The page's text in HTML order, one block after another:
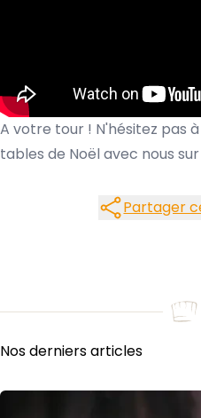
A votre tour ! N'hésitez pas
tables de Noël avec nous sur
Partager
Nos derniers articles